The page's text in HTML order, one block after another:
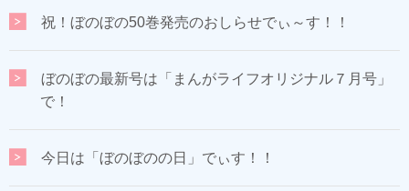
祝！ぼのぼの50巻発売のおしらせでぃ～す！！
ぼのぼの最新号は「まんがライフオリジナル７月号」
で！
今日は「ぼのぼのの日」でぃす！！